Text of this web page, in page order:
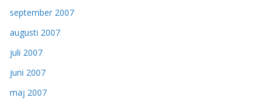
september 2007
augusti 2007
juli 2007
juni 2007
maj 2007